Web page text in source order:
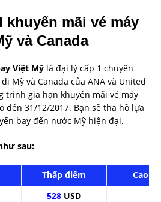
khuyến mãi vé máy
và Canada
Việt Mỹ là đại lý cấp 1 chuyên
Mỹ và Canada của ANA và United
trình gia hạn khuyến mãi vé máy
đến 31/12/2017. Bạn sẽ tha hồ lựa
bay đến nước Mỹ hiện đại.
sau:
Thấp điểm
Cao
528 USD